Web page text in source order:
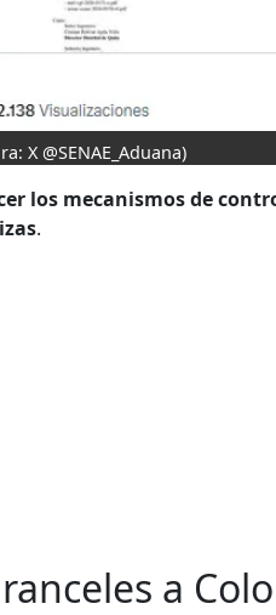
X @SENAE_Aduana)
los mecanismos de
.
a